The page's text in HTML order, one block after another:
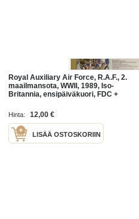
Royal Auxiliary Air Force, R.A.F., 2.
maailmansota, WWII, 1989, Iso-
Britannia, ensipäiväkuori, FDC +
mm. noin 1200 erilaista
Hinta: 12,00 €
LISÄÄ OSTOSKORIIN